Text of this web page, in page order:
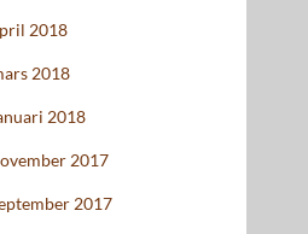
2018
2018
2018
2017
2017